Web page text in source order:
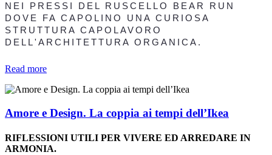
NEI PRESSI DEL RUSCELLO BEAR RUN
DOVE FA CAPOLINO UNA CURIOSA
STRUTTURA CAPOLAVORO
DELL'ARCHITETTURA ORGANICA.
Read more
Amore e Design. La coppia ai tempi dell’Ikea
RIFLESSIONI UTILI PER VIVERE ED ARREDARE IN
ARMONIA.